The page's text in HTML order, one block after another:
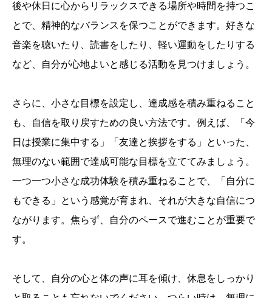
後や休日に心からリラックスできる場所や時間を持つこ
とで、精神的なバランスを保つことができます。好きな
音楽を聴いたり、読書をしたり、軽い運動をしたりする
など、自分が心地よいと感じる活動を見つけましょう。
さらに、小さな目標を設定し、達成感を積み重ねること
も、自信を取り戻すための良い方法です。例えば、「今
日は授業に集中する」「友達と挨拶をする」といった、
無理のない範囲で達成可能な目標を立ててみましょう。
一つ一つ小さな成功体験を積み重ねることで、「自分に
もできる」という感覚が育まれ、それが大きな自信につ
ながります。焦らず、自分のペースで進むことが重要で
す。
そして、自分の心と体の声に耳を傾け、休息をしっかり